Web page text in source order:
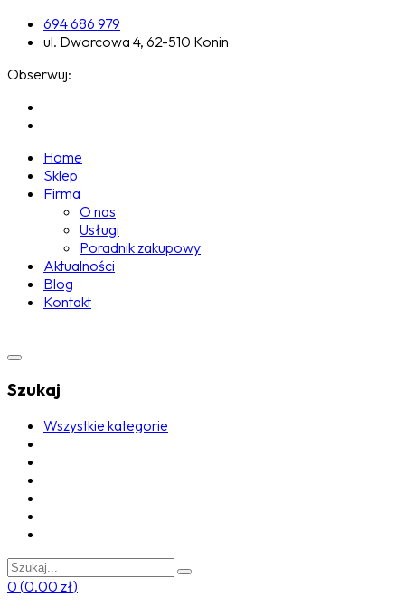
694 686 979
ul. Dworcowa 4, 62-510 Konin
Obserwuj:
Home
Sklep
Firma
O nas
Usługi
Poradnik zakupowy
Aktualności
Blog
Kontakt
Szukaj
Wszystkie kategorie
0 (0.00 zł)